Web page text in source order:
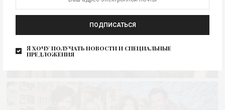
ПОДПИСАТЬСЯ
Я хочу получать новости и специальные
предложения